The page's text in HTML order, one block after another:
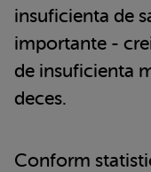
insuficienta de
importante -
de insuficienta
deces.
Conform